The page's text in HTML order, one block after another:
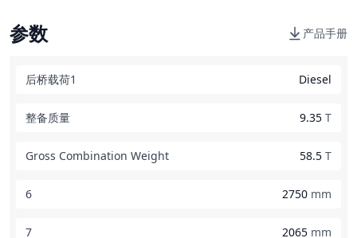
参数 产品手册
后桥载荷1 Diesel
整备质量 9.35 T
Gross Combination Weight 58.5 T
6 2750 mm
7 2065 mm